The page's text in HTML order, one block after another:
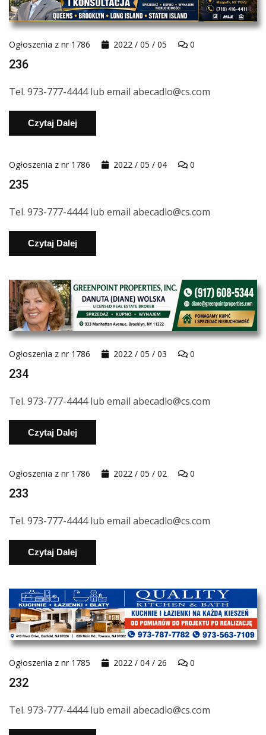
Ogłoszenia z nr 1786 2022 / 05 / 05 0
236
Tel. 973-777-4444 lub email abecadlo@cs.com
Czytaj Dalej
Ogłoszenia z nr 1786 2022 / 05 / 04 0
235
Tel. 973-777-4444 lub email abecadlo@cs.com
Czytaj Dalej
Ogłoszenia z nr 1786 2022 / 05 / 03 0
234
Tel. 973-777-4444 lub email abecadlo@cs.com
Czytaj Dalej
Ogłoszenia z nr 1786 2022 / 05 / 02 0
233
Tel. 973-777-4444 lub email abecadlo@cs.com
Czytaj Dalej
Ogłoszenia z nr 1785 2022 / 04 / 26 0
232
Tel. 973-777-4444 lub email abecadlo@cs.com